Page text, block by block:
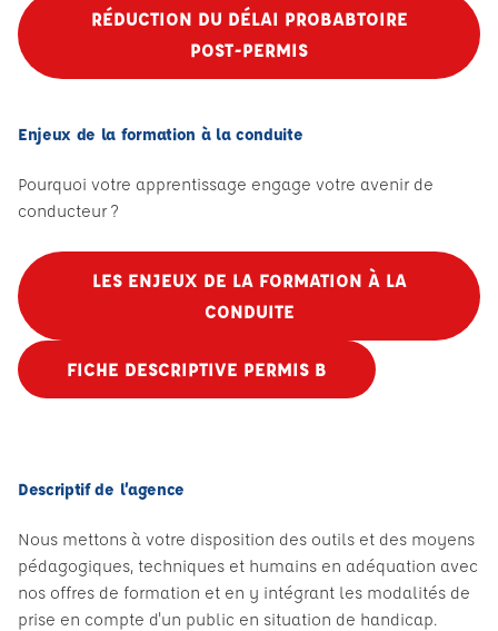
RÉDUCTION DU DÉLAI PROBABTOIRE
POST-PERMIS
Enjeux de la formation à la conduite
Pourquoi votre apprentissage engage votre avenir de
conducteur ?
LES ENJEUX DE LA FORMATION À LA
CONDUITE
FICHE DESCRIPTIVE PERMIS B
Descriptif de l’agence
Nous mettons à votre disposition des outils et des moyens
pédagogiques, techniques et humains en adéquation avec
nos offres de formation et en y intégrant les modalités de
prise en compte d'un public en situation de handicap.